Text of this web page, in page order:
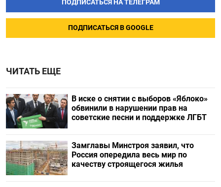
ПОДПИСАТЬСЯ НА ТЕЛЕГРАМ
ПОДПИСАТЬСЯ В GOOGLE
ЧИТАТЬ ЕЩЕ
В иске о снятии с выборов «Яблоко»
обвинили в нарушении прав на
советские песни и поддержке ЛГБТ
Замглавы Минстроя заявил, что
Россия опередила весь мир по
качеству строящегося жилья